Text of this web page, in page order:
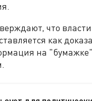
что
как
на